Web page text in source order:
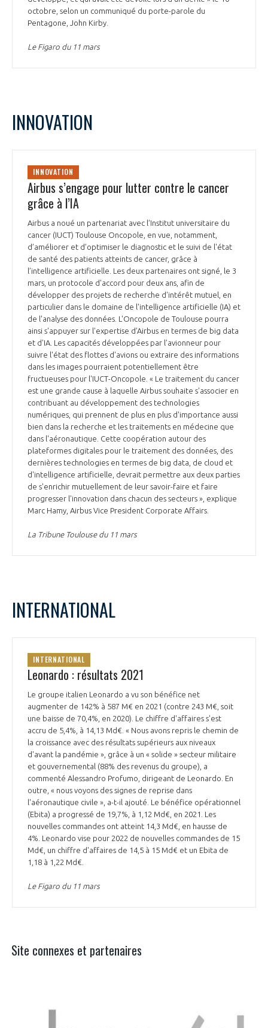
octobre, selon un communiqué du porte-parole du
Pentagone, John Kirby.
Le Figaro du 11 mars
INNOVATION
INNOVATION
Airbus s’engage pour lutter contre le cancer
grâce à l’IA
Airbus a noué un partenariat avec l’Institut universitaire du
cancer (IUCT) Toulouse Oncopole, en vue, notamment,
d’améliorer et d’optimiser le diagnostic et le suivi de l'état
de santé des patients atteints de cancer, grâce à
l’intelligence artificielle. Les deux partenaires ont signé, le 3
mars, un protocole d'accord pour deux ans, afin de
développer des projets de recherche d'intérêt mutuel, en
particulier dans le domaine de l'intelligence artificielle (IA) et
de l'analyse des données. L'Oncopole de Toulouse pourra
ainsi s'appuyer sur l'expertise d’Airbus en termes de big data
et d'IA. Les capacités développées par l’avionneur pour
suivre l'état des flottes d'avions ou extraire des informations
dans les images pourraient potentiellement être
fructueuses pour l'IUCT-Oncopole. « Le traitement du cancer
est une grande cause à laquelle Airbus souhaite s'associer en
contribuant au développement des technologies
numériques, qui prennent de plus en plus d'importance aussi
bien dans la recherche et les traitements en médecine que
dans l'aéronautique. Cette coopération autour des
plateformes digitales pour le traitement des données, des
dernières technologies en termes de big data, de cloud et
d'intelligence artificielle, devrait permettre aux deux parties
de s'enrichir mutuellement de leur savoir-faire et faire
progresser l'innovation dans chacun des secteurs », explique
Marc Hamy, Airbus Vice President Corporate Affairs.
La Tribune Toulouse du 11 mars
INTERNATIONAL
INTERNATIONAL
Leonardo : résultats 2021
Le groupe italien Leonardo a vu son bénéfice net
augmenter de 142% à 587 M€ en 2021 (contre 243 M€, soit
une baisse de 70,4%, en 2020). Le chiffre d'affaires s'est
accru de 5,4%, à 14,13 Md€. « Nous avons repris le chemin de
la croissance avec des résultats supérieurs aux niveaux
d'avant la pandémie », grâce à un « solide » secteur militaire
et gouvernemental (88% des revenus du groupe), a
commenté Alessandro Profumo, dirigeant de Leonardo. En
outre, « nous voyons des signes de reprise dans
l'aéronautique civile », a-t-il ajouté. Le bénéfice opérationnel
(Ebita) a progressé de 19,7%, à 1,12 Md€, en 2021. Les
nouvelles commandes ont atteint 14,3 Md€, en hausse de
4%. Leonardo vise pour 2022 de nouvelles commandes de 15
Md€, un chiffre d'affaires de 14,5 à 15 Md€ et un Ebita de
1,18 à 1,22 Md€.
Le Figaro du 11 mars
Site connexes et partenaires